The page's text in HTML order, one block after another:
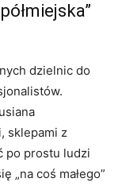
dzielnic do
sklepami z
po prostu ludzi
„na coś małego”